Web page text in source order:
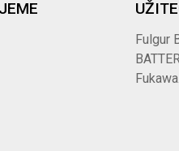
Fulgur